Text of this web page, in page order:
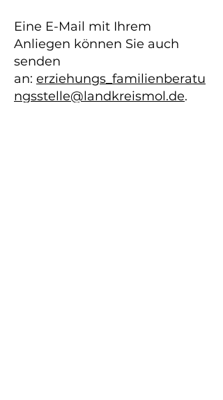
Eine E-Mail mit Ihrem
Anliegen können Sie auch
senden
an: erziehungs_familienberatu
ngsstelle@landkreismol.de.